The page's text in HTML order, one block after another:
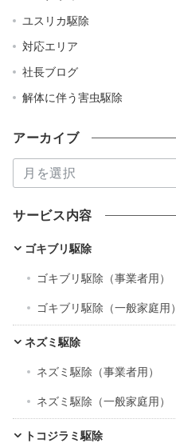
ユスリカ駆除
対応エリア
社長ブログ
解体に伴う害虫駆除
アーカイブ
ー
カ
イ
ブ
サービス内容
ゴキブリ駆除
ゴキブリ駆除（事業者用）
ゴキブリ駆除（一般家庭用）
ネズミ駆除
ネズミ駆除（事業者用）
ネズミ駆除（一般家庭用）
トコジラミ駆除